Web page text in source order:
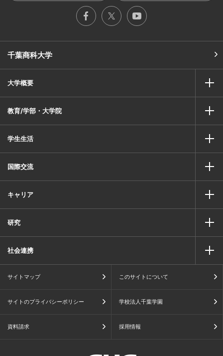
千葉商科大学
大学概要
教育/学部・大学院
学生生活
国際交流
キャリア
研究
社会連携
サイトマップ このサイトについて
サイトのプライバシーポリシー 学校法人千葉学園
資料請求 採用情報